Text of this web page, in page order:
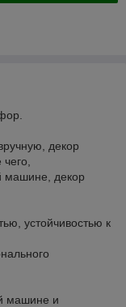
декор
машине, декор
устойчивостью к
машине и